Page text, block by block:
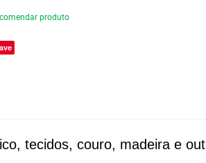
produto
tecidos, couro, madeira e